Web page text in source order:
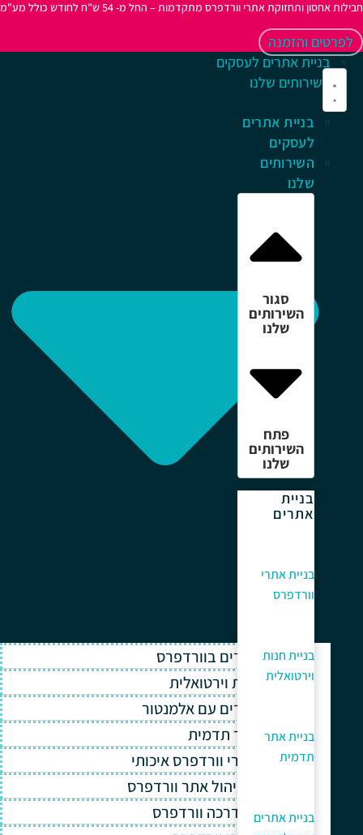
אחסון ותחזוקת אתרי וורדפרס מתקדמות – החל מ- 54 ש"ח לחודש כולל מע"מ
לפרטים והזמנה
בניית אתרים
לעסקים
השירותים
שלנו
סגור
השירותים
שלנו
פתח
השירותים
שלנו
בניית
אתרים
בניית אתרי
וורדפרס
בניית חנות
וירטואלית
בניית אתר
תדמית
בניית אתרים
בניית אתרים לעסקים
השירותים שלנו
בניית אתרים בוורדפרס
בניית חנות וירטואלית
בניית אתרים עם אלמנטור
בניית אתר תדמית
אחסון אתרי וורדפרס איכותי
תחזוקה וניהול אתר וורדפרס
תמיכה והדרכה וורדפרס